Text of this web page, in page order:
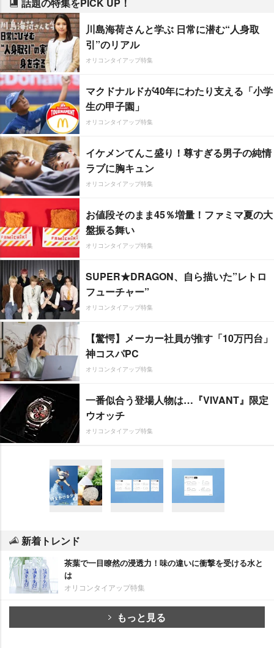
川島海荷さんと学ぶ 日常に潜む“人身取
引”のリアル
オリコンタイアップ特集
マクドナルドが40年にわたり支える「小学
生の甲子園」
オリコンタイアップ特集
イケメンてんこ盛り！尊すぎる男子の純情
ラブに胸キュン
オリコンタイアップ特集
お値段そのまま45％増量！ファミマ夏の大
盤振る舞い
オリコンタイアップ特集
SUPER★DRAGON、自ら描いた”レトロ
フューチャー”
オリコンタイアップ特集
【驚愕】メーカー社員が推す「10万円台」
神コスパPC
オリコンタイアップ特集
一番似合う登場人物は…『VIVANT』限定
ウオッチ
オリコンタイアップ特集
新着トレンド
茶葉で一目瞭然の浸透力！味の違いに衝撃を受ける水と
は
オリコンタイアップ特集
もっと見る